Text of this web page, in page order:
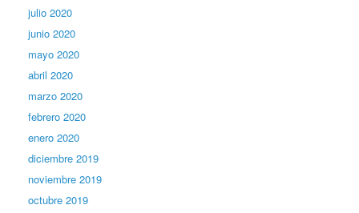
julio 2020
junio 2020
mayo 2020
abril 2020
marzo 2020
febrero 2020
enero 2020
diciembre 2019
noviembre 2019
octubre 2019